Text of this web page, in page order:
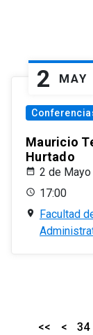
2 MAY
Mauricio
Hurtado
2 de
17:00
Facultad
<< < 34